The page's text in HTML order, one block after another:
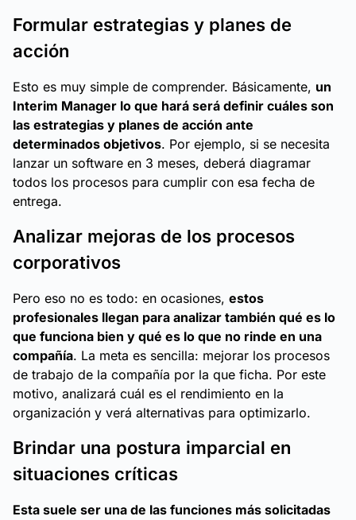
Formular estrategias y planes de
acción
Esto es muy simple de comprender. Básicamente, un
Interim Manager lo que hará será definir cuáles son
las estrategias y planes de acción ante
determinados objetivos. Por ejemplo, si se necesita
lanzar un software en 3 meses, deberá diagramar
todos los procesos para cumplir con esa fecha de
entrega.
Analizar mejoras de los procesos
corporativos
Pero eso no es todo: en ocasiones, estos
profesionales llegan para analizar también qué es lo
que funciona bien y qué es lo que no rinde en una
compañía. La meta es sencilla: mejorar los procesos
de trabajo de la compañía por la que ficha. Por este
motivo, analizará cuál es el rendimiento en la
organización y verá alternativas para optimizarlo.
Brindar una postura imparcial en
situaciones críticas
Esta suele ser una de las funciones más solicitadas